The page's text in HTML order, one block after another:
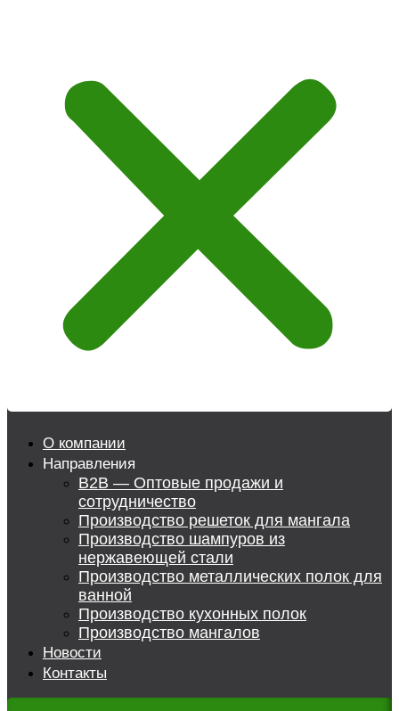
О компании
Направления
B2B — Оптовые продажи и
сотрудничество
Производство решеток для мангала
Производство шампуров из
нержавеющей стали
Производство металлических полок для
ванной
Производство кухонных полок
Производство мангалов
Новости
Контакты